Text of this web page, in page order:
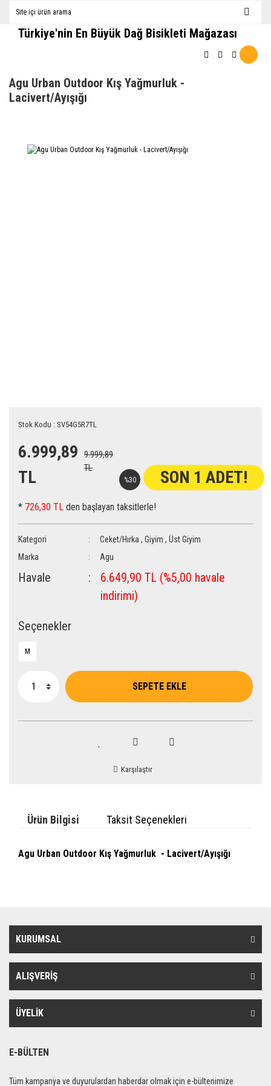
Türkiye'nin En Büyük Dağ Bisikleti Mağazası
Agu Urban Outdoor Kış Yağmurluk -
Lacivert/Ayışığı
Stok Kodu : SV54G5R7TL
6.999,89
TL
9.999,89
TL
%30 SON 1 ADET!
* 726,30 TL den başlayan taksitlerle!
Kategori Ceket/Hırka ,Giyim ,Üst Giyim
Marka
Agu
Havale
6.649,90 TL (%5,00 havale
indirimi)
Seçenekler
M
SEPETE EKLE
Karşılaştır
Ürün Bilgisi Taksit Seçenekleri
Agu Urban Outdoor Kış Yağmurluk - Lacivert/Ayışığı
KURUMSAL
ALIŞVERİŞ
ÜYELİK
E-BÜLTEN
Tüm kampanya ve duyurulardan haberdar olmak için e-bültenimize